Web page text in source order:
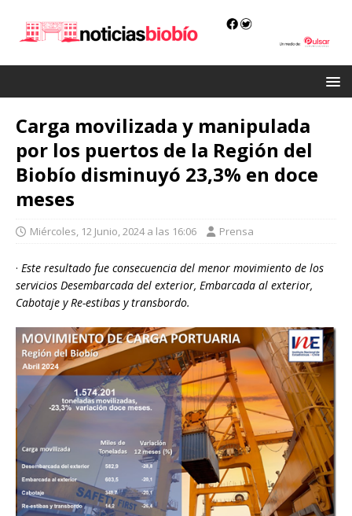
Carga movilizada y manipulada
por los puertos de la Región del
Biobío disminuyó 23,3% en doce
meses
Miércoles, 12 Junio, 2024 a las 16:06 Prensa
· Este resultado fue consecuencia del menor movimiento de los
servicios Desembarcada del exterior, Embarcada al exterior,
Cabotaje y Re-estibas y transbordo.